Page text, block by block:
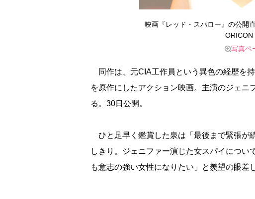
映画『レッド・スパロー』の公開
ORICON
写真ペ
同作は、元CIA工作員という異色の経歴を
を原作にしたアクション映画。主演のジェニ
る。30日公開。
ひと足早く鑑賞した泉は「最後まで緊張が
しきり。ジェニファー演じた女スパイにつ
も意志の強い女性になりたい」と羨望の眼差